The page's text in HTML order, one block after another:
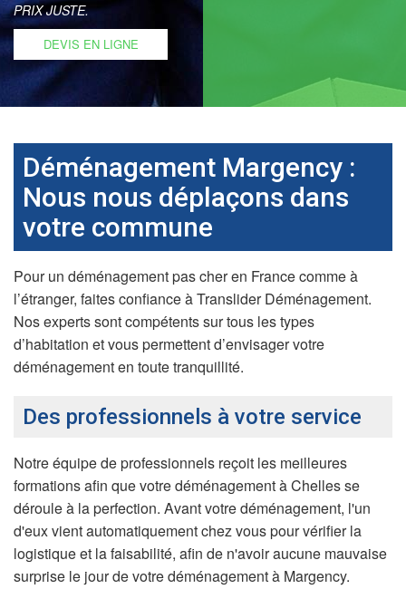
PRIX JUSTE.
DEVIS EN LIGNE
Déménagement Margency :
Nous nous déplaçons dans
votre commune
Pour un déménagement pas cher en France comme à
l’étranger, faites confiance à Translider Déménagement.
Nos experts sont compétents sur tous les types
d’habitation et vous permettent d’envisager votre
déménagement en toute tranquillité.
Des professionnels à votre service
Notre équipe de professionnels reçoit les meilleures
formations afin que votre déménagement à Chelles se
déroule à la perfection. Avant votre déménagement, l'un
d'eux vient automatiquement chez vous pour vérifier la
logistique et la faisabilité, afin de n'avoir aucune mauvaise
surprise le jour de votre déménagement à Margency.